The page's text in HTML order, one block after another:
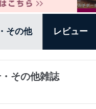
その他 レビュー
その他雑誌